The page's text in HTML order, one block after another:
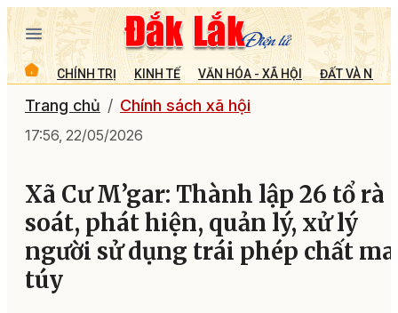
CHÍNH TRỊ KINH TẾ VĂN HÓA - XÃ HỘI ĐẤT VÀ
Trang chủ Chính sách xã hội
17:56, 22/05/2026
Xã Cư M’gar: Thành lập 26 tổ rà
soát, phát hiện, quản lý, xử lý
người sử dụng trái phép chất ma
túy